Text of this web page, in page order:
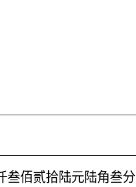
叁佰贰拾陆元陆角叁分